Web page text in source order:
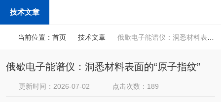
技术文章
当前位置： 首页 技术文章 俄歇电子能谱仪：洞悉材料表面的“原子指纹”
俄歇电子能谱仪：洞悉材料表面的“原子指纹”
更新时间：2026-07-02 点击次数：189